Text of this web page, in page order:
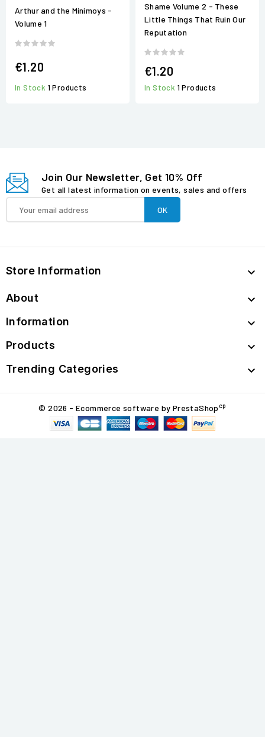
Arthur and the Minimoys -
Volume 1
€1.20
In Stock 1 Products
Shame Volume 2 - These
Little Things That Ruin Our
Reputation
€1.20
In Stock 1 Products
Join Our Newsletter, Get 10% Off
Get all latest information on events, sales and offers
Store Information 
About 
Information 
Products 
Trending Categories 
© 2026 - Ecommerce software by PrestaShop cp